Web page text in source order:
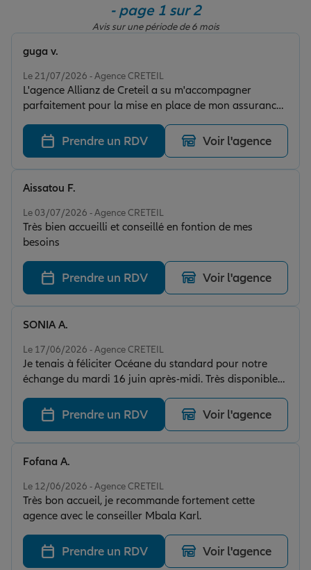
Assurance scolaire
Protection juridique
Retraite
Tous nos devis d'assurance
- page 1 sur 2
Avis sur une période de 6 mois
Le 21/07/2026 - Agence CRETEIL
L'agence Allianz de Creteil a su m'accompagner
parfaitement pour la mise en place de mon assurance
professionnelle. Une agence physique avec un bon
accueil ce qui est très important pour moi. Je
recommande vivement cette agence et un grand merci
à Romain.
guga v.
Prendre un RDV Voir l'agence
Le 03/07/2026 - Agence CRETEIL
Très bien accueilli et conseillé en fontion de mes
besoins
Aissatou F.
Prendre un RDV Voir l'agence
Le 17/06/2026 - Agence CRETEIL
Je tenais à féliciter Océane du standard pour notre
échange du mardi 16 juin après-midi. Très disponible
et souriante, elle a fait preuve d'une clarté et d'une
précision exemplaires. À l'écoute, elle a su transformer
ma déception initiale en une expérience positive grâce
à son professionnalisme. Un grand merci à elle !
SONIA A.
Prendre un RDV Voir l'agence
Le 12/06/2026 - Agence CRETEIL
Très bon accueil, je recommande fortement cette
agence avec le conseiller Mbala Karl.
Fofana A.
Prendre un RDV Voir l'agence